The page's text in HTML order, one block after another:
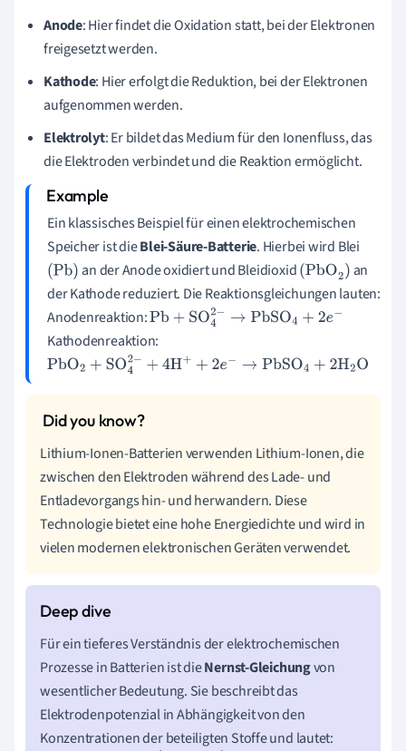
Anode: Hier findet die Oxidation statt, bei der Elektronen
freigesetzt werden.
Kathode: Hier erfolgt die Reduktion, bei der Elektronen
aufgenommen werden.
Elektrolyt: Er bildet das Medium für den Ionenfluss, das
die Elektroden verbindet und die Reaktion ermöglicht.
Ein klassisches Beispiel für einen elektrochemischen
Speicher ist dieBlei-Säure-Batterie. Hierbei wird Blei
(Pb) an der Anode oxidiert und Bleidioxid(PbO2)
an
der Kathode reduziert. Die Reaktionsgleichungen lauten:
Anodenreaktion:Pb+SO42−→ PbSO4+2e−
Kathodenreaktion:
PbO2+ SO 42−+4 H++2e− → PbSO4+ 2H2O
Lithium-Ionen-Batterien verwenden Lithium-Ionen, die
zwischen den Elektroden während des Lade- und
Entladevorgangs hin- und herwandern. Diese
Technologie bietet eine hohe Energiedichte und wird in
vielen modernen elektronischen Geräten verwendet.
Für ein tieferes Verständnis der elektrochemischen
Prozesse in Batterien ist dieNernst-Gleichungvon
wesentlicher Bedeutung. Sie beschreibt das
Elektrodenpotenzial in Abhängigkeit von den
Konzentrationen der beteiligten Stoffe und lautet: